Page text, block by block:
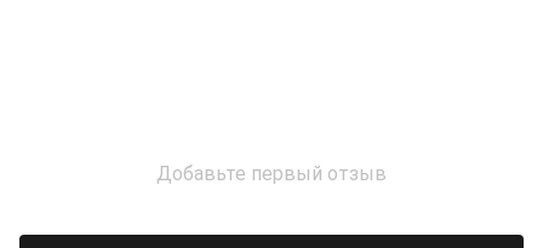
Добавьте первый отзыв